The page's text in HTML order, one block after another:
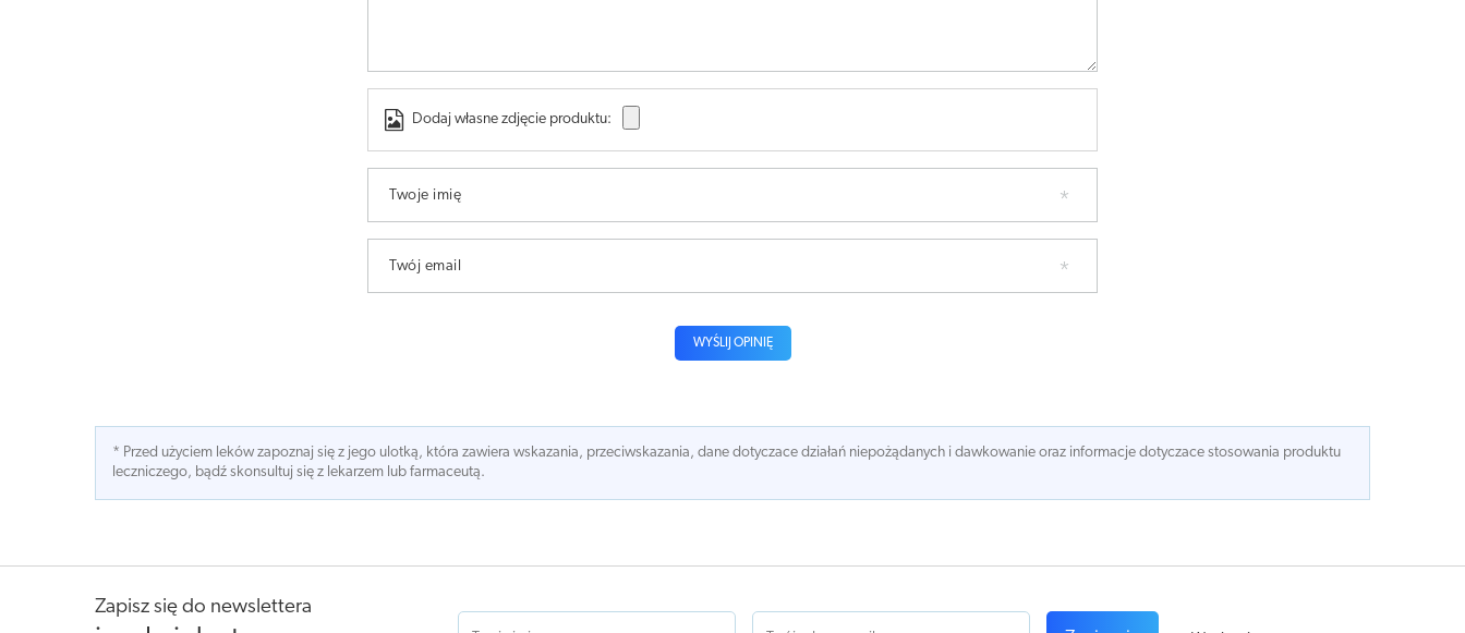
Dodaj własne zdjęcie produktu:
Twoje imię
Twój email
WYŚLIJ OPINIĘ
* Przed użyciem leków zapoznaj się z jego ulotką, która zawiera wskazania, przeciwskazania, dane dotyczace działań niepożądanych i dawkowanie oraz informacje dotyczace stosowania produktu
leczniczego, bądź skonsultuj się z lekarzem lub farmaceutą.
Zapisz się do newslettera